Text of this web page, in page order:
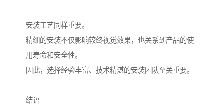
安装工艺同样重要。
精细的安装不仅影响较终视觉效果，也关系到产品的使
用寿命和安全性。
因此，选择经验丰富、技术精湛的安装团队至关重要。
结语